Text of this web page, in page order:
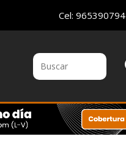
Cel: 965390794